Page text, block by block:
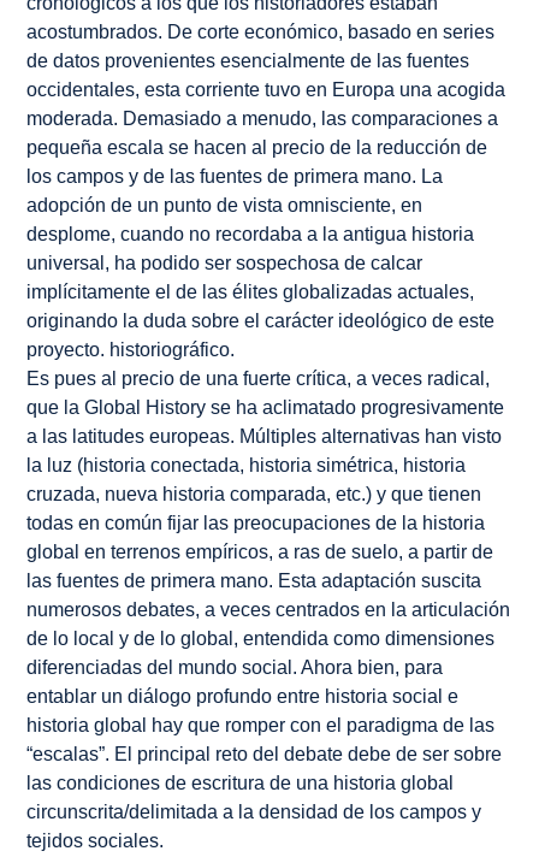
acostumbrados. De corte económico, basado en series
de datos provenientes esencialmente de las fuentes
occidentales, esta corriente tuvo en Europa una acogida
moderada. Demasiado a menudo, las comparaciones a
pequeña escala se hacen al precio de la reducción de
los campos y de las fuentes de primera mano. La
adopción de un punto de vista omnisciente, en
desplome, cuando no recordaba a la antigua historia
universal, ha podido ser sospechosa de calcar
implícitamente el de las élites globalizadas actuales,
originando la duda sobre el carácter ideológico de este
proyecto. historiográfico.
Es pues al precio de una fuerte crítica, a veces radical,
que la Global History se ha aclimatado progresivamente
a las latitudes europeas. Múltiples alternativas han visto
la luz (historia conectada, historia simétrica, historia
cruzada, nueva historia comparada, etc.) y que tienen
todas en común fijar las preocupaciones de la historia
global en terrenos empíricos, a ras de suelo, a partir de
las fuentes de primera mano. Esta adaptación suscita
numerosos debates, a veces centrados en la articulación
de lo local y de lo global, entendida como dimensiones
diferenciadas del mundo social. Ahora bien, para
entablar un diálogo profundo entre historia social e
historia global hay que romper con el paradigma de las
“escalas”. El principal reto del debate debe de ser sobre
las condiciones de escritura de una historia global
circunscrita/delimitada a la densidad de los campos y
tejidos sociales.